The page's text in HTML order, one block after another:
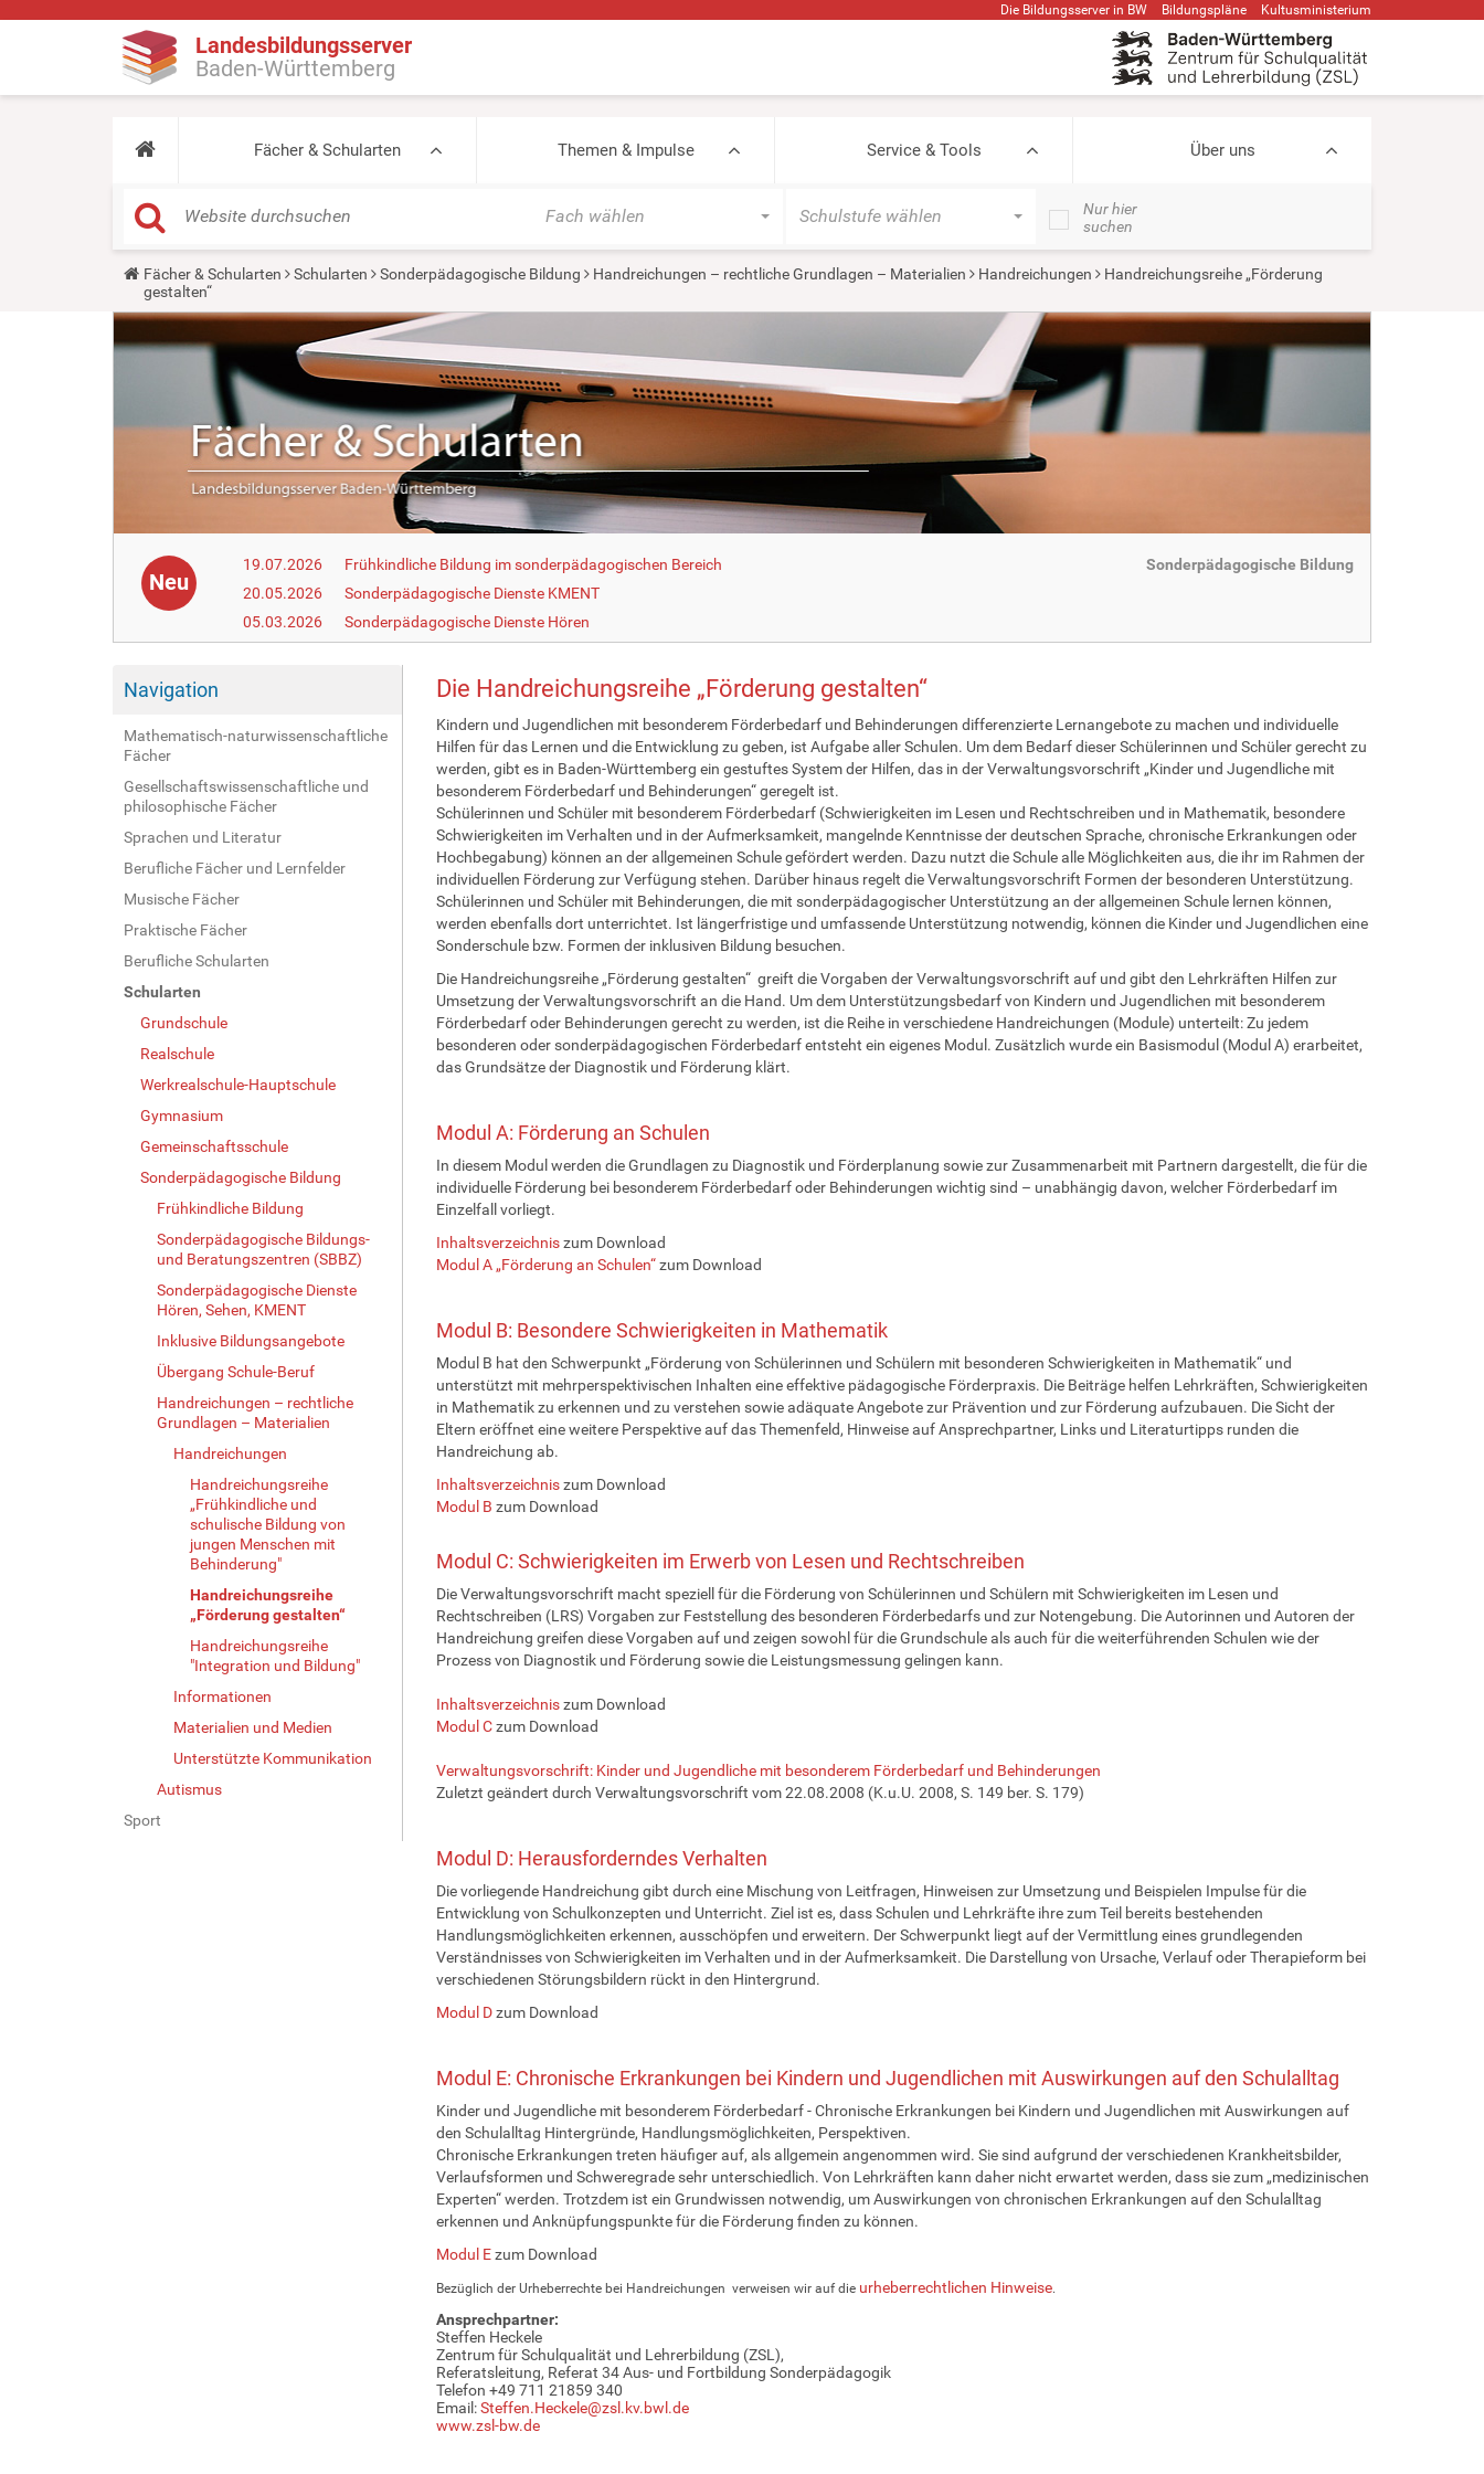
Die Bildungsserver in BW Bildungspläne Kultusministerium
Landesbildungsserver
Baden-Württemberg
Fächer & Schularten Themen & Impulse Service & Tools Über uns
Fach wählen Schulstufe wählen
Nur hier
suchen
Y
u
a
r
e
Fächer & Schularten Schularten Sonderpädagogische Bildung Handreichungen – rechtliche Grundlagen – Materialien Handreichungen
Handreichungsreihe „Förderung
gestalten“
Neu
19.07.2026
Frühkindliche Bildung im sonderpädagogischen Bereich
20.05.2026
Sonderpädagogische Dienste KMENT
05.03.2026
Sonderpädagogische Dienste Hören
Sonderpädagogische Bildung
Navigation
Mathematisch-naturwissenschaftliche
Fächer
Gesellschaftswissenschaftliche und
philosophische Fächer
Sprachen und Literatur
Berufliche Fächer und Lernfelder
Musische Fächer
Praktische Fächer
Berufliche Schularten
Schularten
Grundschule
Realschule
Werkrealschule-Hauptschule
Gymnasium
Gemeinschaftsschule
Sonderpädagogische Bildung
Frühkindliche Bildung
Sonderpädagogische Bildungs-
und Beratungszentren (SBBZ)
Sonderpädagogische Dienste
Hören, Sehen, KMENT
Inklusive Bildungsangebote
Übergang Schule-Beruf
Handreichungen – rechtliche
Grundlagen – Materialien
Handreichungen
Handreichungsreihe
„Frühkindliche und
schulische Bildung von
jungen Menschen mit
Behinderung"
Handreichungsreihe
„Förderung gestalten“
Handreichungsreihe
"Integration und Bildung"
Informationen
Materialien und Medien
Unterstützte Kommunikation
Autismus
Sport
Die Handreichungsreihe „Förderung gestalten“
Kindern und Jugendlichen mit besonderem Förderbedarf und Behinderungen differenzierte Lernangebote zu machen und individuelle
Hilfen für das Lernen und die Entwicklung zu geben, ist Aufgabe aller Schulen. Um dem Bedarf dieser Schülerinnen und Schüler gerecht zu
werden, gibt es in Baden-Württemberg ein gestuftes System der Hilfen, das in der Verwaltungsvorschrift „Kinder und Jugendliche mit
besonderem Förderbedarf und Behinderungen“ geregelt ist.
Schülerinnen und Schüler mit besonderem Förderbedarf (Schwierigkeiten im Lesen und Rechtschreiben und in Mathematik, besondere
Schwierigkeiten im Verhalten und in der Aufmerksamkeit, mangelnde Kenntnisse der deutschen Sprache, chronische Erkrankungen oder
Hochbegabung) können an der allgemeinen Schule gefördert werden. Dazu nutzt die Schule alle Möglichkeiten aus, die ihr im Rahmen der
individuellen Förderung zur Verfügung stehen. Darüber hinaus regelt die Verwaltungsvorschrift Formen der besonderen Unterstützung.
Schülerinnen und Schüler mit Behinderungen, die mit sonderpädagogischer Unterstützung an der allgemeinen Schule lernen können,
werden ebenfalls dort unterrichtet. Ist längerfristige und umfassende Unterstützung notwendig, können die Kinder und Jugendlichen eine
Sonderschule bzw. Formen der inklusiven Bildung besuchen.
Die Handreichungsreihe „Förderung gestalten“ greift die Vorgaben der Verwaltungsvorschrift auf und gibt den Lehrkräften Hilfen zur
Umsetzung der Verwaltungsvorschrift an die Hand. Um dem Unterstützungsbedarf von Kindern und Jugendlichen mit besonderem
Förderbedarf oder Behinderungen gerecht zu werden, ist die Reihe in verschiedene Handreichungen (Module) unterteilt: Zu jedem
besonderen oder sonderpädagogischen Förderbedarf entsteht ein eigenes Modul. Zusätzlich wurde ein Basismodul (Modul A) erarbeitet,
das Grundsätze der Diagnostik und Förderung klärt.
Modul A: Förderung an Schulen
In diesem Modul werden die Grundlagen zu Diagnostik und Förderplanung sowie zur Zusammenarbeit mit Partnern dargestellt, die für die
individuelle Förderung bei besonderem Förderbedarf oder Behinderungen wichtig sind – unabhängig davon, welcher Förderbedarf im
Einzelfall vorliegt.
Inhaltsverzeichniszum Download
Modul A „Förderung an Schulen“zum Download
Modul B: Besondere Schwierigkeiten in Mathematik
Modul B hat den Schwerpunkt „Förderung von Schülerinnen und Schülern mit besonderen Schwierigkeiten in Mathematik“ und
unterstützt mit mehrperspektivischen Inhalten eine effektive pädagogische Förderpraxis. Die Beiträge helfen Lehrkräften, Schwierigkeiten
in Mathematik zu erkennen und zu verstehen sowie adäquate Angebote zur Prävention und zur Förderung aufzubauen. Die Sicht der
Eltern eröffnet eine weitere Perspektive auf das Themenfeld, Hinweise auf Ansprechpartner, Links und Literaturtipps runden die
Handreichung ab.
Inhaltsverzeichniszum Download
Modul B zum Download
Modul C: Schwierigkeiten im Erwerb von Lesen und Rechtschreiben
Die Verwaltungsvorschrift macht speziell für die Förderung von Schülerinnen und Schülern mit Schwierigkeiten im Lesen und
Rechtschreiben (LRS) Vorgaben zur Feststellung des besonderen Förderbedarfs und zur Notengebung. Die Autorinnen und Autoren der
Handreichung greifen diese Vorgaben auf und zeigen sowohl für die Grundschule als auch für die weiterführenden Schulen wie der
Prozess von Diagnostik und Förderung sowie die Leistungsmessung gelingen kann.
Inhaltsverzeichniszum Download
Modul Czum Download
Verwaltungsvorschrift: Kinder und Jugendliche mit besonderem Förderbedarf und Behinderungen
Zuletzt geändert durch Verwaltungsvorschrift vom 22.08.2008 (K.u.U. 2008, S. 149 ber. S. 179)
Modul D: Herausforderndes Verhalten
Die vorliegende Handreichung gibt durch eine Mischung von Leitfragen, Hinweisen zur Umsetzung und Beispielen Impulse für die
Entwicklung von Schulkonzepten und Unterricht. Ziel ist es, dass Schulen und Lehrkräfte ihre zum Teil bereits bestehenden
Handlungsmöglichkeiten erkennen, ausschöpfen und erweitern. Der Schwerpunkt liegt auf der Vermittlung eines grundlegenden
Verständnisses von Schwierigkeiten im Verhalten und in der Aufmerksamkeit. Die Darstellung von Ursache, Verlauf oder Therapieform bei
verschiedenen Störungsbildern rückt in den Hintergrund.
Modul Dzum Download
Modul E: Chronische Erkrankungen bei Kindern und Jugendlichen mit Auswirkungen auf den Schulalltag
Kinder und Jugendliche mit besonderem Förderbedarf - Chronische Erkrankungen bei Kindern und Jugendlichen mit Auswirkungen auf
den Schulalltag Hintergründe, Handlungsmöglichkeiten, Perspektiven.
Chronische Erkrankungen treten häufiger auf, als allgemein angenommen wird. Sie sind aufgrund der verschiedenen Krankheitsbilder,
Verlaufsformen und Schweregrade sehr unterschiedlich. Von Lehrkräften kann daher nicht erwartet werden, dass sie zum „medizinischen
Experten“ werden. Trotzdem ist ein Grundwissen notwendig, um Auswirkungen von chronischen Erkrankungen auf den Schulalltag
erkennen und Anknüpfungspunkte für die Förderung finden zu können.
Modul Ezum Download
Bezüglich der Urheberrechte bei Handreichungen verweisen wir auf die urheberrechtlichen Hinweise.
Ansprechpartner:
Steffen Heckele
Zentrum für Schulqualität und Lehrerbildung (ZSL),
Referatsleitung, Referat 34 Aus- und Fortbildung Sonderpädagogik
Telefon +49 711 21859 340
Email:Steffen.Heckele@zsl.kv.bwl.de
www.zsl-bw.de